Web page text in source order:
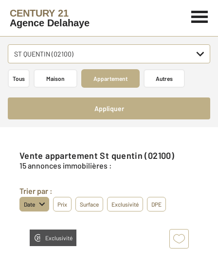
CENTURY 21
Agence Delahaye
ST QUENTIN (02100)
Tous Maison Appartement Autres
Appliquer
Vente appartement St quentin (02100)
15 annonces immobilières :
Trier par :
Date Prix Surface Exclusivité DPE
Exclusivité